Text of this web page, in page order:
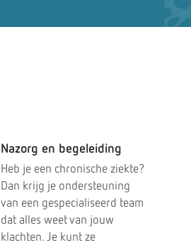
Nazorg en begeleiding
Heb je een chronische ziekte?
Dan krijg je ondersteuning
van een gespecialiseerd team
dat alles weet van jouw
klachten. Je kunt ze